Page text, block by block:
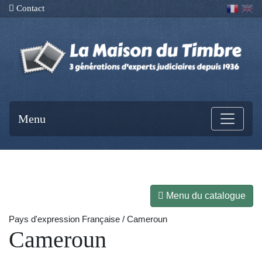
Contact
Menu
Menu du catalogue
Pays d'expression Française / Cameroun
Cameroun